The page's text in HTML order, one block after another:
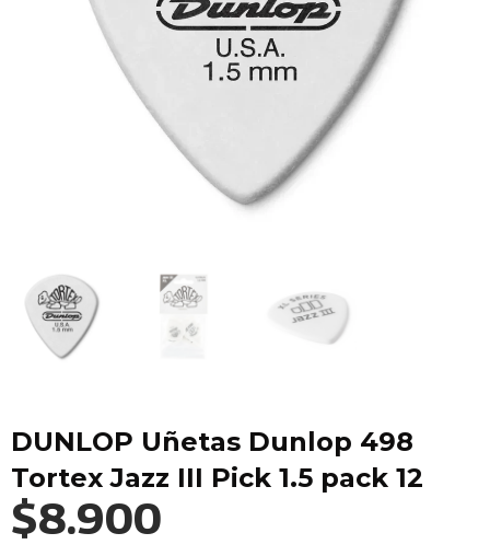
DUNLOP Uñetas Dunlop 498
Tortex Jazz III Pick 1.5 pack 12
$8.900